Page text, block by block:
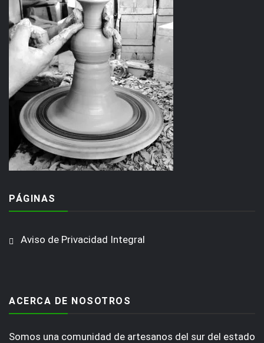
PÁGINAS
Aviso de Privacidad Integral
ACERCA DE NOSOTROS
Somos una comunidad de artesanos del sur del estado